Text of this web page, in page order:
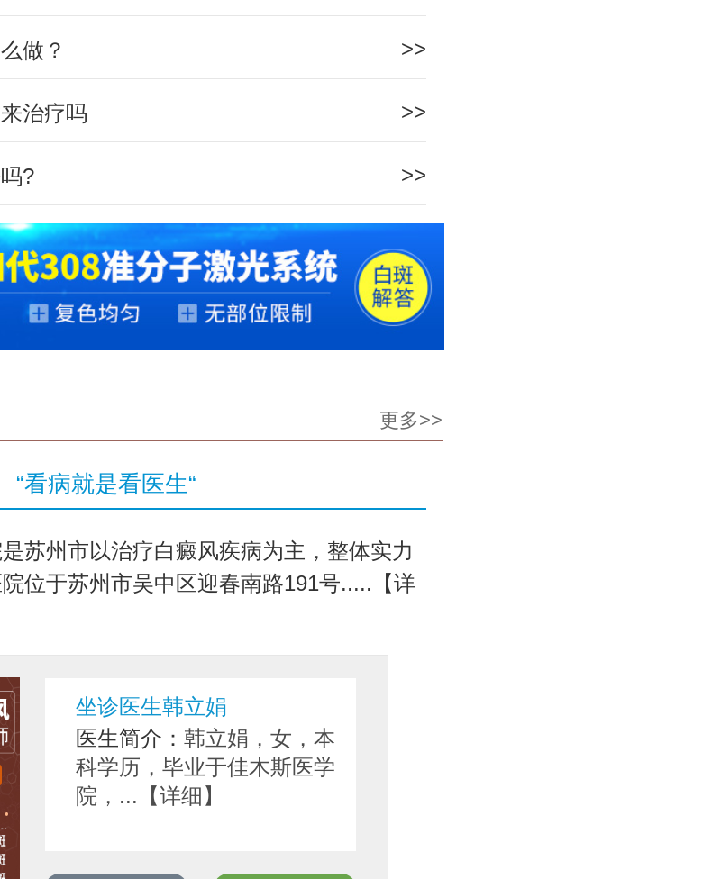
做？ >>
治疗吗 >>
? >>
更多>>
“看病就是看医生“
苏州市以治疗白癜风疾病为主，整体实力
位于苏州市吴中区迎春南路191号.....【详
坐诊医生韩立娟
医生简介： 韩立娟，女，本
科学历，毕业于佳木斯医学
院，...【详细】